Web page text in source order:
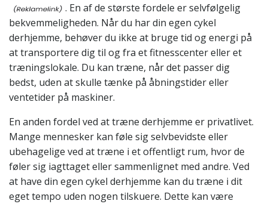
. En af de største fordele er selvfølgelig
bekvemmeligheden. Når du har din egen cykel
derhjemme, behøver du ikke at bruge tid og energi på
at transportere dig til og fra et fitnesscenter eller et
træningslokale. Du kan træne, når det passer dig
bedst, uden at skulle tænke på åbningstider eller
ventetider på maskiner.
En anden fordel ved at træne derhjemme er privatlivet.
Mange mennesker kan føle sig selvbevidste eller
ubehagelige ved at træne i et offentligt rum, hvor de
føler sig iagttaget eller sammenlignet med andre. Ved
at have din egen cykel derhjemme kan du træne i dit
eget tempo uden nogen tilskuere. Dette kan være